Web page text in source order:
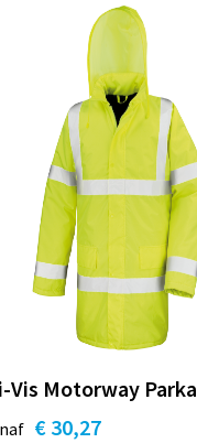
Vis Motorway Parka
€ 30,27